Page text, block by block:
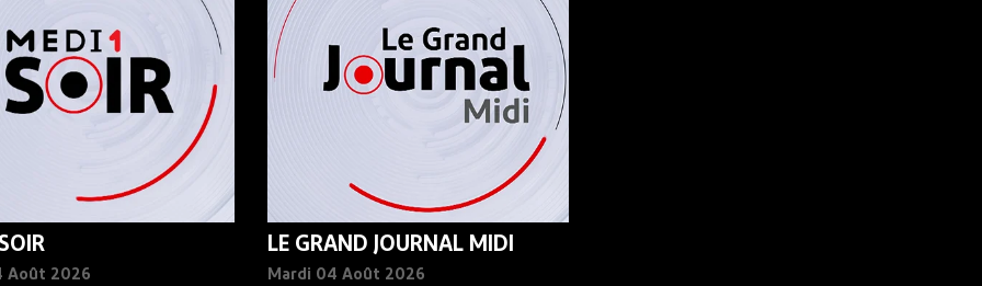
Août 2026
LE GRAND JOURNAL MIDI
Mardi 04 Août 2026